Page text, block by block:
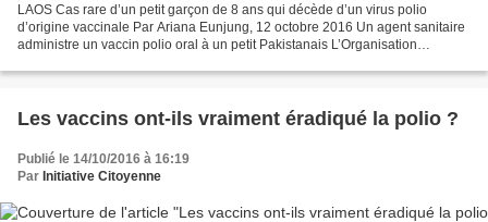
LAOS Cas rare d’un petit garçon de 8 ans qui décède d’un virus polio
d’origine vaccinale Par Ariana Eunjung, 12 octobre 2016 Un agent sanitaire
administre un vaccin polio oral à un petit Pakistanais L’Organisation
Les vaccins ont-ils vraiment éradiqué la polio ?
Publié le 14/10/2016 à 16:19
Par Initiative Citoyenne